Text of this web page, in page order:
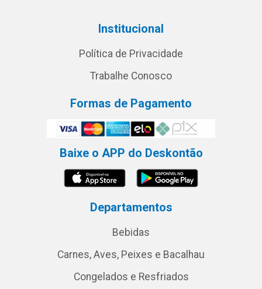
Institucional
Política de Privacidade
Trabalhe Conosco
Formas de Pagamento
Baixe o APP do Deskontão
Departamentos
Bebidas
Carnes, Aves, Peixes e Bacalhau
Congelados e Resfriados